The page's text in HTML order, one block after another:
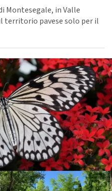
Montesegale, in Valle
territorio pavese solo per il